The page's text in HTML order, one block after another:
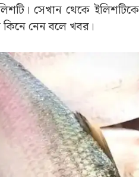
সেখান থেকে
কিনে নেন বলে খবর।